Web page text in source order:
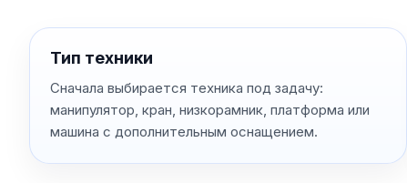
Тип техники
Сначала выбирается техника под задачу:
манипулятор, кран, низкорамник, платформа или
машина с дополнительным оснащением.